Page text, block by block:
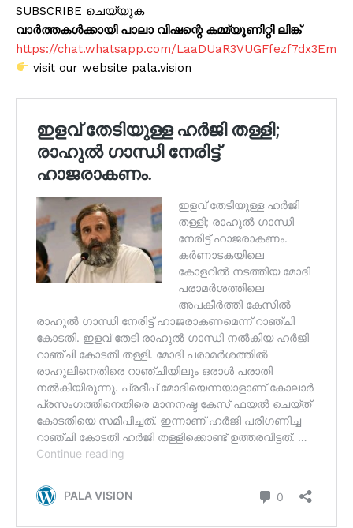
SUBSCRIBE ചെയ്യുക
വാർത്തകൾക്കായി പാലാ വിഷന്റെ കമ്മ്യൂണിറ്റി ലിങ്ക്
https://chat.whatsapp.com/LaaDUaR3VUGFfezf7dx3Em
visit our website pala.vision